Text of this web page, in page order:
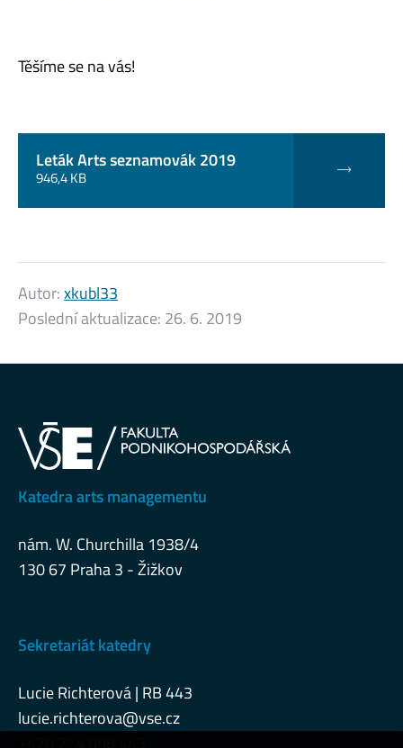
Těšíme se na vás!
Leták Arts seznamovák 2019
946,4 KB
Autor:xkubl33
Poslední aktualizace: 26. 6. 2019
Katedra arts managementu
nám. W. Churchilla 1938/4
130 67 Praha 3 - Žižkov
Sekretariát katedry
Lucie Richterová | RB 443
lucie.richterova@vse.cz